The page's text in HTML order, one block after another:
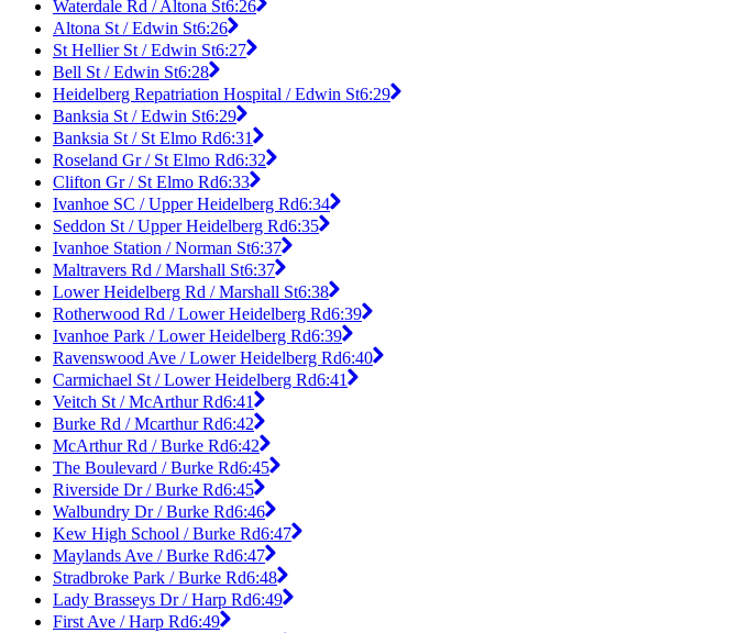
Waterdale Rd / Altona St6:26
Altona St / Edwin St6:26
St Hellier St / Edwin St6:27
Bell St / Edwin St6:28
Heidelberg Repatriation Hospital / Edwin St6:29
Banksia St / Edwin St6:29
Banksia St / St Elmo Rd6:31
Roseland Gr / St Elmo Rd6:32
Clifton Gr / St Elmo Rd6:33
Ivanhoe SC / Upper Heidelberg Rd6:34
Seddon St / Upper Heidelberg Rd6:35
Ivanhoe Station / Norman St6:37
Maltravers Rd / Marshall St6:37
Lower Heidelberg Rd / Marshall St6:38
Rotherwood Rd / Lower Heidelberg Rd6:39
Ivanhoe Park / Lower Heidelberg Rd6:39
Ravenswood Ave / Lower Heidelberg Rd6:40
Carmichael St / Lower Heidelberg Rd6:41
Veitch St / McArthur Rd6:41
Burke Rd / Mcarthur Rd6:42
McArthur Rd / Burke Rd6:42
The Boulevard / Burke Rd6:45
Riverside Dr / Burke Rd6:45
Walbundry Dr / Burke Rd6:46
Kew High School / Burke Rd6:47
Maylands Ave / Burke Rd6:47
Stradbroke Park / Burke Rd6:48
Lady Brasseys Dr / Harp Rd6:49
First Ave / Harp Rd6:49